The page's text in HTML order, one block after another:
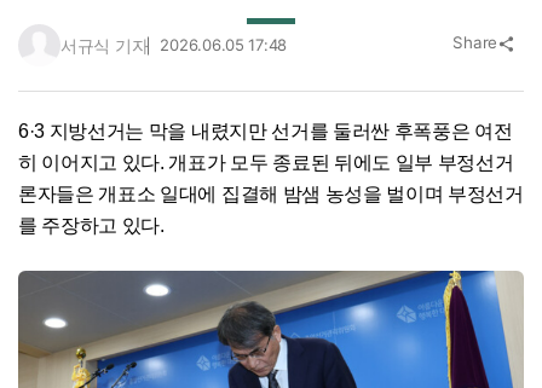
서규식 기자 2026.06.05 17:48 Share share
6·3 지방선거는 막을 내렸지만 선거를 둘러싼 후폭풍은 여전
히 이어지고 있다. 개표가 모두 종료된 뒤에도 일부 부정선거
론자들은 개표소 일대에 집결해 밤샘 농성을 벌이며 부정선거
를 주장하고 있다.